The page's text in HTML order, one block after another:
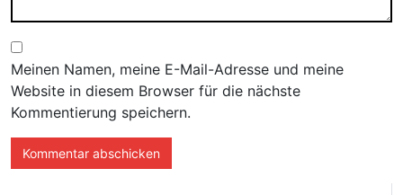
Meinen Namen, meine E-Mail-Adresse und meine
Website in diesem Browser für die nächste
Kommentierung speichern.